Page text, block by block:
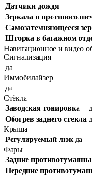
Датчики дождя
Зеркала в
Самозатемняющееся
Шторка в багажном
Навигационное и видео
Сигнализация
да
Иммобилайзер
да
Стёкла
Заводская тонировка
Обогрев заднего стекла
Крыша
Регулируемый люк да
Фары
Задние
Передние